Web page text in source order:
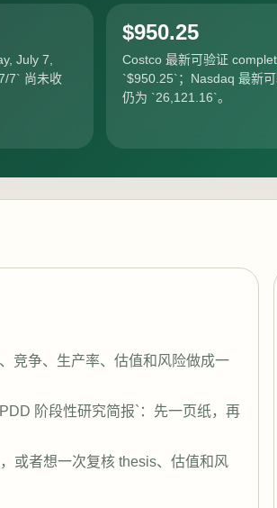
July 7,
7` 尚未收
$950.25
Costco 最新可验证
`$950.25`；Nasdaq 最新
仍为 `26,121.16`。
竞争、生产率、估值和风险做成一
阶段性研究简报`：先一页纸，再
或者想一次复核 thesis、估值和风